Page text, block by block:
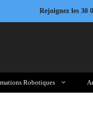
Rejoignez les 30
Robotiques